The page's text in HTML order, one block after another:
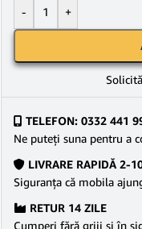
- +
TELEFON: 0332 441
Ne puteţi suna pentru a
LIVRARE RAPIDĂ
Siguranţa că mobila
RETUR 14 ZILE
Cumperi fără griji şi în